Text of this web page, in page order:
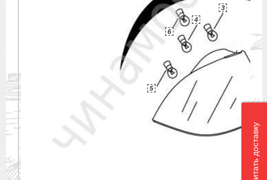
3
4
5
6
Рассчитать доставку